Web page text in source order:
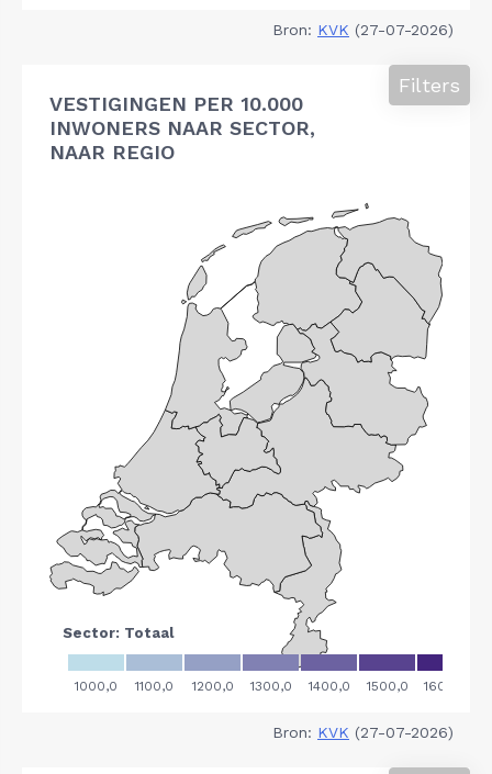
Bron: KVK (27-07-2026)
VESTIGINGEN PER 10.000
INWONERS NAAR SECTOR,
NAAR REGIO
Filters
Bron: KVK (27-07-2026)